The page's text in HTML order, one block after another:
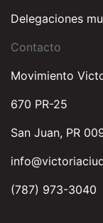
Delegaciones
Contacto
Movimiento
670 PR-25
San Juan, PR
(787) 973-3040